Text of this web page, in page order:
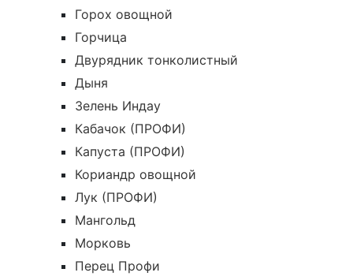
Горох овощной
Горчица
Двурядник тонколистный
Дыня
Зелень Индау
Кабачок (ПРОФИ)
Капуста (ПРОФИ)
Кориандр овощной
Лук (ПРОФИ)
Мангольд
Морковь
Перец Профи